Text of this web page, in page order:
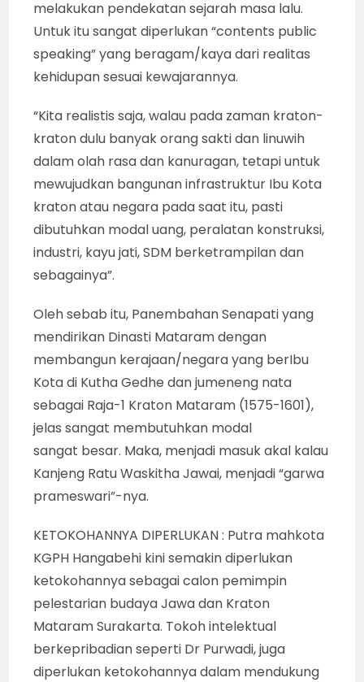
melakukan pendekatan sejarah masa lalu.
Untuk itu sangat diperlukan “contents public
speaking” yang beragam/kaya dari realitas
kehidupan sesuai kewajarannya.
“Kita realistis saja, walau pada zaman kraton-
kraton dulu banyak orang sakti dan linuwih
dalam olah rasa dan kanuragan, tetapi untuk
mewujudkan bangunan infrastruktur Ibu Kota
kraton atau negara pada saat itu, pasti
dibutuhkan modal uang, peralatan konstruksi,
industri, kayu jati, SDM berketrampilan dan
sebagainya”.
Oleh sebab itu, Panembahan Senapati yang
mendirikan Dinasti Mataram dengan
membangun kerajaan/negara yang berIbu
Kota di Kutha Gedhe dan jumeneng nata
sebagai Raja-1 Kraton Mataram (1575-1601),
jelas sangat membutuhkan modal
sangat besar. Maka, menjadi masuk akal kalau
Kanjeng Ratu Waskitha Jawai, menjadi “garwa
prameswari”-nya.
KETOKOHANNYA DIPERLUKAN : Putra mahkota
KGPH Hangabehi kini semakin diperlukan
ketokohannya sebagai calon pemimpin
pelestarian budaya Jawa dan Kraton
Mataram Surakarta. Tokoh intelektual
berkepribadian seperti Dr Purwadi, juga
diperlukan ketokohannya dalam mendukung